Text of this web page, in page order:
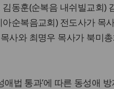
동훈(순복음 내쉬빌교회)
순복음교회) 전도사가 목
사와 최명우 목사가 북미
애법 통과’에 따른 동성애